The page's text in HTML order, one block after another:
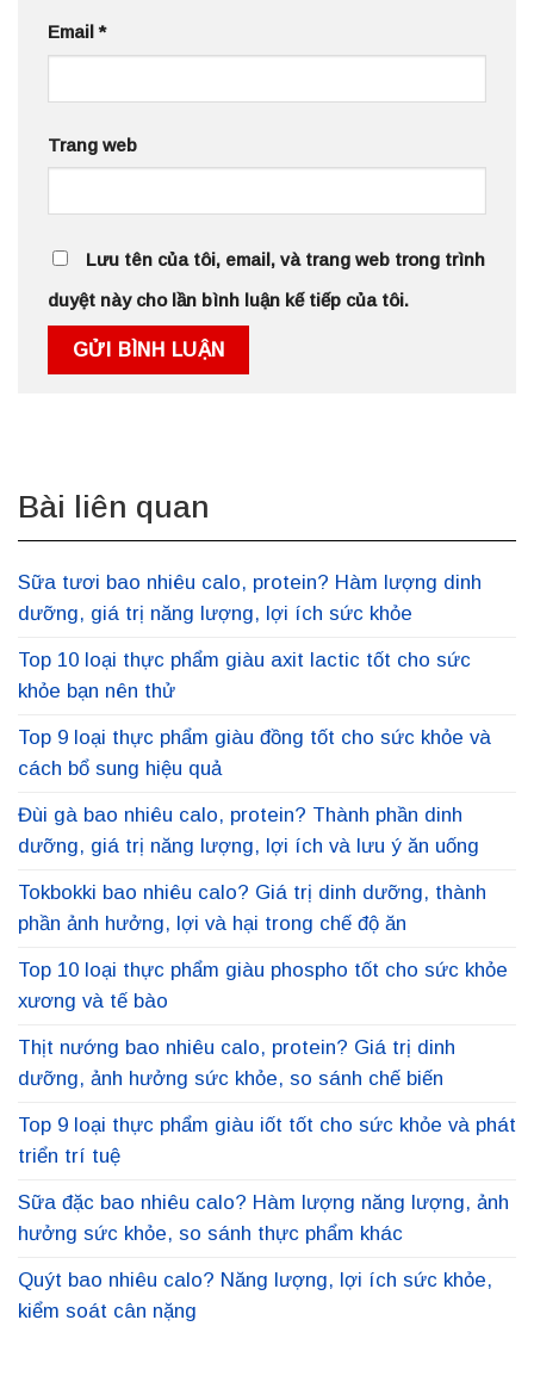
Bài liên quan
Sữa tươi bao nhiêu calo, protein? Hàm lượng dinh
dưỡng, giá trị năng lượng, lợi ích sức khỏe
Top 10 loại thực phẩm giàu axit lactic tốt cho sức
khỏe bạn nên thử
Top 9 loại thực phẩm giàu đồng tốt cho sức khỏe và
cách bổ sung hiệu quả
Đùi gà bao nhiêu calo, protein? Thành phần dinh
dưỡng, giá trị năng lượng, lợi ích và lưu ý ăn uống
Tokbokki bao nhiêu calo? Giá trị dinh dưỡng, thành
phần ảnh hưởng, lợi và hại trong chế độ ăn
Top 10 loại thực phẩm giàu phospho tốt cho sức khỏe
xương và tế bào
Thịt nướng bao nhiêu calo, protein? Giá trị dinh
dưỡng, ảnh hưởng sức khỏe, so sánh chế biến
Top 9 loại thực phẩm giàu iốt tốt cho sức khỏe và phát
triển trí tuệ
Sữa đặc bao nhiêu calo? Hàm lượng năng lượng, ảnh
hưởng sức khỏe, so sánh thực phẩm khác
Quýt bao nhiêu calo? Năng lượng, lợi ích sức khỏe,
kiểm soát cân nặng
Email*
Trang web
Lưu tên của tôi, email, và trang web trong trình
duyệt này cho lần bình luận kế tiếp của tôi.